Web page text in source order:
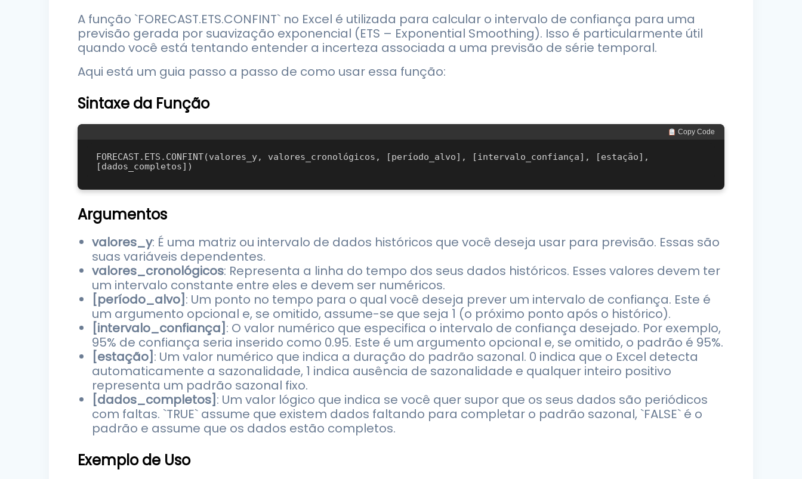
A função `FORECAST.ETS.CONFINT` no Excel é utilizada para calcular o intervalo de confiança para uma
previsão gerada por suavização exponencial (ETS – Exponential Smoothing). Isso é particularmente útil
quando você está tentando entender a incerteza associada a uma previsão de série temporal.
Aqui está um guia passo a passo de como usar essa função:
Sintaxe da Função
Copy Code
FORECAST.ETS.CONFINT(valores_y, valores_cronológicos, [período_alvo], [intervalo_confiança], [estação],
Argumentos
valores_y: É uma matriz ou intervalo de dados históricos que você deseja usar para previsão. Essas são
suas variáveis dependentes.
valores_cronológicos: Representa a linha do tempo dos seus dados históricos. Esses valores devem ter
um intervalo constante entre eles e devem ser numéricos.
[período_alvo] : Um ponto no tempo para o qual você deseja prever um intervalo de confiança. Este é
um argumento opcional e, se omitido, assume-se que seja 1 (o próximo ponto após o histórico).
[intervalo_confiança] : O valor numérico que especifica o intervalo de confiança desejado. Por exemplo,
95% de confiança seria inserido como 0.95. Este é um argumento opcional e, se omitido, o padrão é 95%.
[estação] : Um valor numérico que indica a duração do padrão sazonal. 0 indica que o Excel detecta
automaticamente a sazonalidade, 1 indica ausência de sazonalidade e qualquer inteiro positivo
representa um padrão sazonal fixo.
[dados_completos] : Um valor lógico que indica se você quer supor que os seus dados são periódicos
com faltas. `TRUE` assume que existem dados faltando para completar o padrão sazonal, `FALSE` é o
padrão e assume que os dados estão completos.
Exemplo de Uso